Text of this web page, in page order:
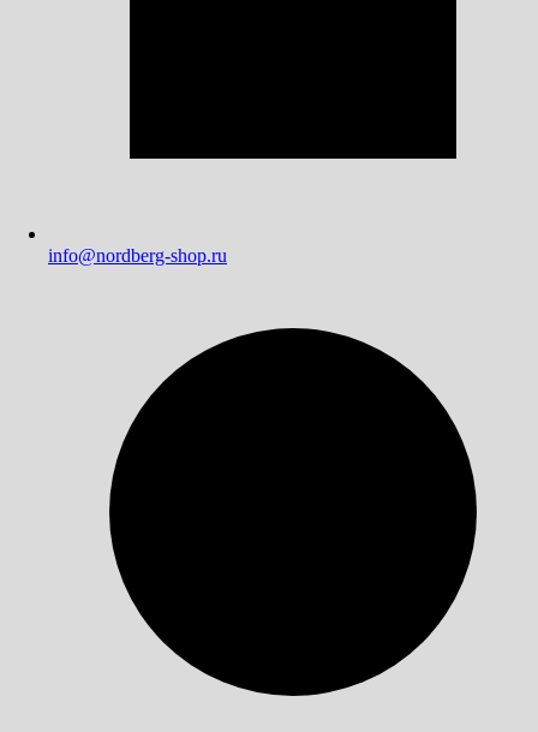
info@nordberg-shop.ru